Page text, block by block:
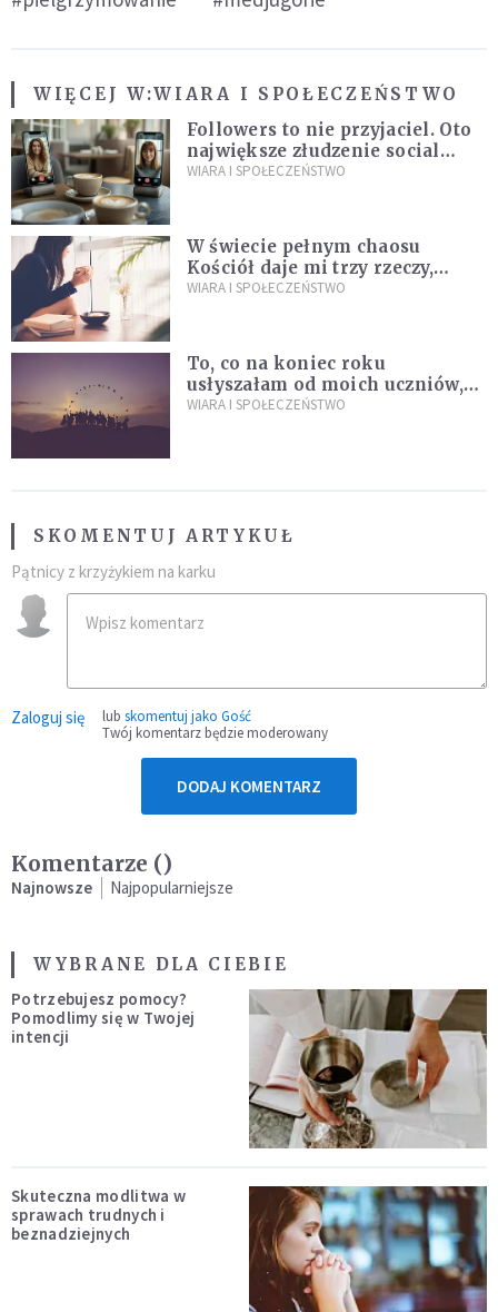
WIĘCEJ W:WIARA I SPOŁECZEŃSTWO
Followers to nie przyjaciel. Oto
największe złudzenie social
mediów
WIARA I SPOŁECZEŃSTWO
W świecie pełnym chaosu
Kościół daje mi trzy rzeczy,
których wszystkim dziś bardzo
WIARA I SPOŁECZEŃSTWO
To, co na koniec roku
usłyszałam od moich uczniów,
idealnie tłumaczy nową
WIARA I SPOŁECZEŃSTWO
SKOMENTUJ ARTYKUŁ
Pątnicy z krzyżykiem na karku
Zaloguj się lub skomentuj jako Gość
Twój komentarz będzie moderowany
DODAJ KOMENTARZ
Komentarze ()
Najnowsze Najpopularniejsze
WYBRANE DLA CIEBIE
Potrzebujesz pomocy?
Pomodlimy się w Twojej
intencji
Skuteczna modlitwa w
sprawach trudnych i
beznadziejnych